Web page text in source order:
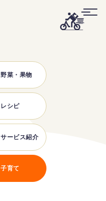
野菜・果物
レシピ
サービス紹介
子育て